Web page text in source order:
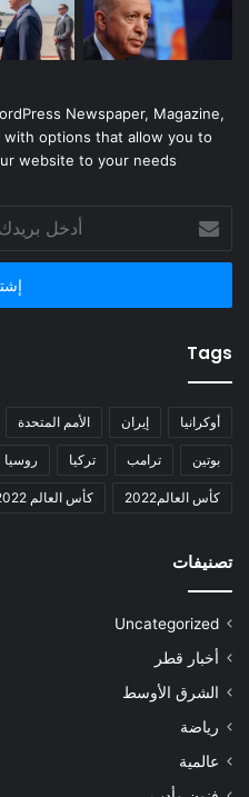
Newspaper, Magazine,
with options that allow you to
website to your needs.
بريدك
الإلكتروني
Tags
أوكرانيا إيران الأمم المتحدة
بوتين ترامب تركيا روسيا
كأس العالم2022 كأس العالم 2022
تصنيفات
Uncategorized
أخبار قطر
الشرق الأوسط
رياضة
عالمية